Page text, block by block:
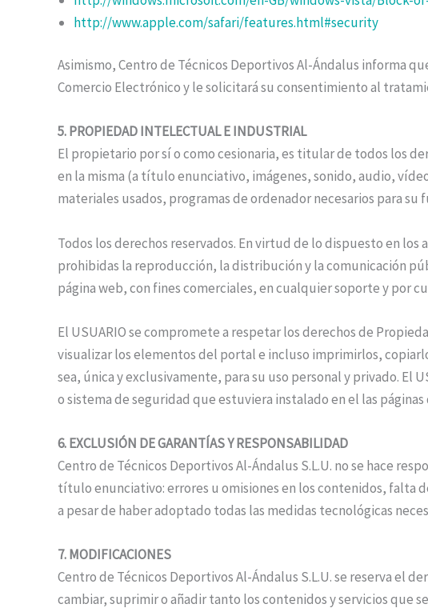
http://www.apple.com/safari/features.html#security
Asimismo, Centro de Técnicos Deportivos Al-Ándalus informa
Comercio Electrónico y le solicitará su consentimiento al
5. PROPIEDAD INTELECTUAL E INDUSTRIAL
El propietario por sí o como cesionaria, es titular de todos los
en la misma (a título enunciativo, imágenes, sonido, audio,
materiales usados, programas de ordenador necesarios para su
Todos los derechos reservados. En virtud de lo dispuesto en
prohibidas la reproducción, la distribución y la comunicación
página web, con fines comerciales, en cualquier soporte y por
El USUARIO se compromete a respetar los derechos de
visualizar los elementos del portal e incluso imprimirlos,
sea, única y exclusivamente, para su uso personal y privado.
o sistema de seguridad que estuviera instalado en el las
6. EXCLUSIÓN DE GARANTÍAS Y RESPONSABILIDAD
Centro de Técnicos Deportivos Al-Ándalus S.L.U. no se hace
título enunciativo: errores u omisiones en los contenidos, falta
a pesar de haber adoptado todas las medidas tecnológicas
7. MODIFICACIONES
Centro de Técnicos Deportivos Al-Ándalus S.L.U. se reserva el
cambiar, suprimir o añadir tanto los contenidos y servicios que